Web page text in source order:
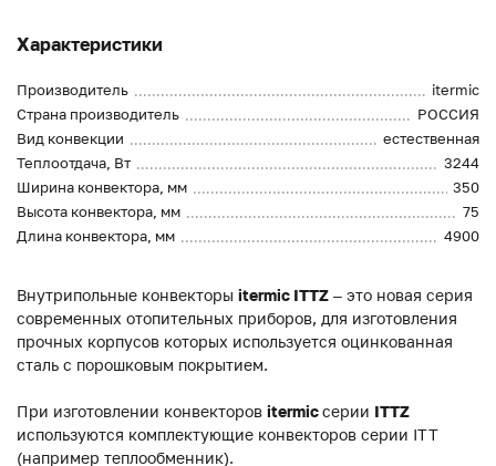
Характеристики
Производитель
itermic
Страна производитель
РОССИЯ
Вид конвекции
естественная
Теплоотдача, Вт
3244
Ширина конвектора, мм
350
Высота конвектора, мм
75
Длина конвектора, мм
4900
Внутрипольные конвекторы itermic ITTZ – это новая серия
современных отопительных приборов, для изготовления
прочных корпусов которых используется оцинкованная
сталь с порошковым покрытием.
При изготовлении конвекторов itermicсерии ITTZ
используются комплектующие конвекторов серии ITT
(например теплообменник).